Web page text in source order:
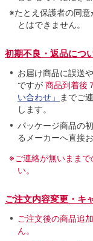
※たとえ保護者の同意
とはできません。
初期不良・返品につ
お届け商品に誤送
ですが 商品到着後
い合わせ」
までご
します。
パッケージ商品の
るメーカーへ直接
※ご連絡が無いままで
い。
ご注文内容変更・キ
ご注文後の商品追
ん。